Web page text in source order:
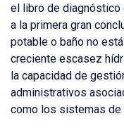
el libro de diagnóstico
a la primera gran
potable o baño no
creciente escasez
la capacidad de
administrativos
como los sistemas de